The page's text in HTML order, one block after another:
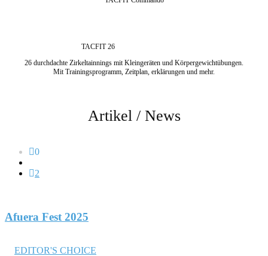
TACFIT 26
26 durchdachte Zirkeltainnings mit Kleingeräten und Körpergewichtübungen.
Mit Trainingsprogramm, Zeitplan, erklärungen und mehr.
Artikel / News
0
2
Afuera Fest 2025
EDITOR'S CHOICE